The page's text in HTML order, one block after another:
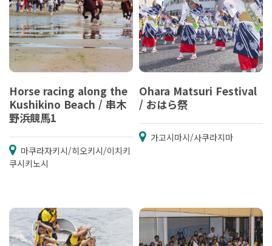
Horse racing along the
Kushikino Beach / 串木
野浜競馬1
마쿠라자키시/히오키시/이치키
쿠시키노시
Ohara Matsuri Festival
/ おはら祭
가고시마시/사쿠라지마